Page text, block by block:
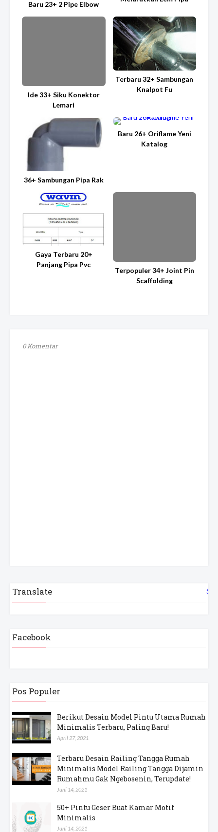
Baru 23+ 2 Pipe Elbow
Ide 33+ Siku Konektor
Lemari
Terbaru 32+ Sambungan
Knalpot Fu
36+ Sambungan Pipa Rak
Baru 26+ Oriflame Yeni
Katalog
Gaya Terbaru 20+
Panjang Pipa Pvc
Terpopuler 34+ Joint Pin
Scaffolding
0 Komentar
Translate
Facebook
Pos Populer
Berikut Desain Model Pintu Utama Rumah
Minimalis Terbaru, Paling Baru!
April 27, 2021
Terbaru Desain Railing Tangga Rumah
Minimalis Model Railing Tangga Dijamin
Rumahmu Gak Ngebosenin, Terupdate!
Juni 14, 2021
50+ Pintu Geser Buat Kamar Motif
Minimalis
Juni 14, 2021